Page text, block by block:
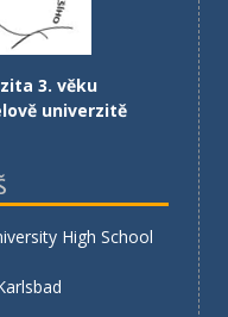
3. věku
univerzitě
High School